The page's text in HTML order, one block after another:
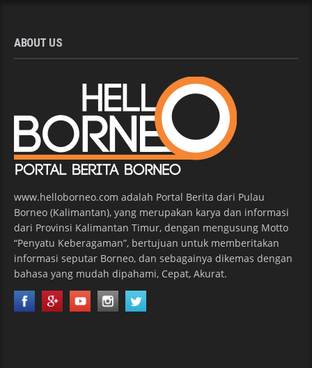
ABOUT US
www.helloborneo.com adalah Portal Berita dari Pulau
Borneo (Kalimantan), yang merupakan karya dan informasi
dari Provinsi Kalimantan Timur, dengan mengusung Motto
“Penyatu Keberagaman”, bertujuan untuk memberitakan
informasi seputar Borneo, dan sebagainya dikemas dengan
bahasa yang mudah dipahami, Cepat, Akurat.